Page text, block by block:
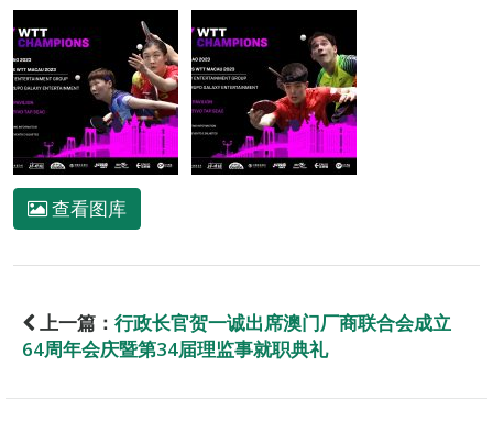
查看图库
上一篇： 行政长官贺一诚出席澳门厂商联合会成立
64周年会庆暨第34届理监事就职典礼